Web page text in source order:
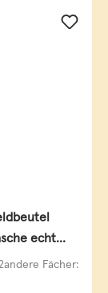
echt
Fächer: